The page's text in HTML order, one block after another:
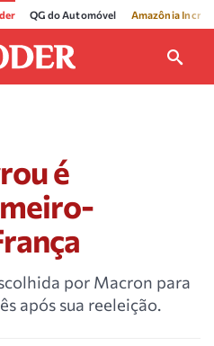
QG do Automóvel Amazônia
é
por Macron para
após sua reeleição.